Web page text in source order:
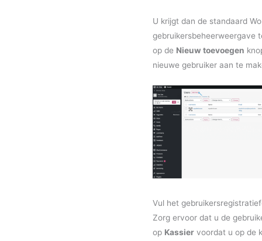
U krijgt dan de standaard
gebruikersbeheerweergave
op de Nieuw toevoegen
nieuwe gebruiker aan te
Vul het
Zorg ervoor dat u de
op Kassier voordat u op de